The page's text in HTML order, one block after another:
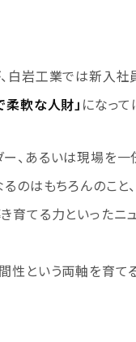
白岩工業では新入社
柔軟な人財」 になって
、あるいは現場を
のはもちろんのこと
てる力といったニ
性という両軸を育て